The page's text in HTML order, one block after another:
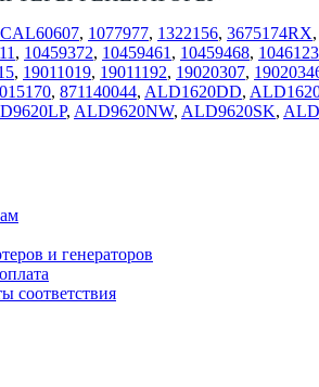
CAL60607, 1077977, 1322156, 3675174RX,
, 10459372, 10459461 , 10459468,
, 19011019, 19011192, 19020307,
, 871140044, ALD1620DD,
, ALD9620NW, ALD9620SK,
и генераторов
соответствия